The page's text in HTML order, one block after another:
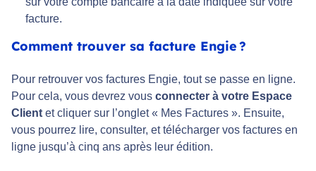
facture.
Comment trouver sa facture Engie ?
Pour retrouver vos factures Engie, tout se passe en ligne.
Pour cela, vous devrez vous connecter à votre Espace
Client et cliquer sur l’onglet « Mes Factures ». Ensuite,
vous pourrez lire, consulter, et télécharger vos factures en
ligne jusqu’à cinq ans après leur édition.